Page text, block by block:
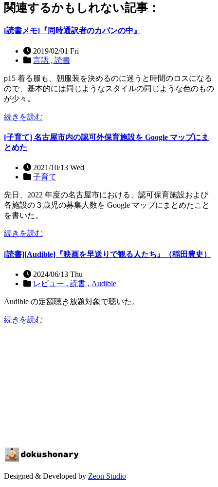
関連するかもしれない記事：
[読書メモ]『同時通訳者のカバンの中』
2019/02/01 Fri
言語 , 読書
p15 着る服も、朝服装を決めるのに迷うと時間のロスになる
ので、基本的には同じようなスタイルの同じような色のもの
が少々。
続きを読む
[子育て] 名古屋市内の認可外保育施設を Google マップにま
とめた
2021/10/13 Wed
子育て
先日、2022 年度の名古屋市における、認可保育施設および
各施設の３歳児の募集人数を Google マップにまとめたこと
を書いた。
続きを読む
[読書][Audible]『映画を早送りで観る人たち』（稲田豊史）
2024/06/13 Thu
レビュー , 読書 , Audible
Audible の定額聴き放題対象で聴いた。
続きを読む
Designed & Developed by Zeon Studio